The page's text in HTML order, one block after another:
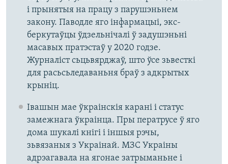
і прынятыя на працу з парушэньнем
закону. Паводле яго інфармацыі, экс-
беркутаўцы ўдзельнічалі ў задушэньні
масавых пратэстаў у 2020 годзе.
Журналіст сьцьвярджаў, што ўсе зьвесткі
для расьсьледаваньня браў з адкрытых
крыніц.
Івашын мае ўкраінскія карані і статус
замежнага ўкраінца. Пры ператрусе ў яго
дома шукалі кнігі і іншыя рэчы,
зьвязаныя з Украінай. МЗС Украіны
адрэагавала на ягонае затрыманьне і